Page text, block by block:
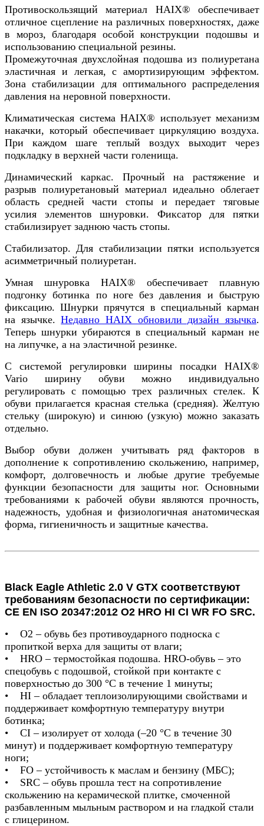
Противоскользящий материал HAIX® обеспечивает
отличное сцепление на различных поверхностях, даже
в мороз, благодаря особой конструкции подошвы и
использованию специальной резины.
Промежуточная двухслойная подошва из полиуретана
эластичная и легкая, с амортизирующим эффектом.
Зона стабилизации для оптимального распределения
давления на неровной поверхности.
Климатическая система HAIX® использует механизм
накачки, который обеспечивает циркуляцию воздуха.
При каждом шаге теплый воздух выходит через
подкладку в верхней части голенища.
Динамический каркас. Прочный на растяжение и
разрыв полиуретановый материал идеально облегает
область средней части стопы и передает тяговые
усилия элементов шнуровки. Фиксатор для пятки
стабилизирует заднюю часть стопы.
Стабилизатор. Для стабилизации пятки используется
асимметричный полиуретан.
Умная шнуровка HAIX® обеспечивает плавную
подгонку ботинка по ноге без давления и быструю
фиксацию. Шнурки прячутся в специальный карман
на язычке.Недавно HAIX обновили дизайн язычка.
Теперь шнурки убираются в специальный карман не
на липучке, а на эластичной резинке.
С системой регулировки ширины посадки HAIX®
Vario ширину обуви можно индивидуально
регулировать с помощью трех различных стелек. К
обуви прилагается красная стелька (средняя). Желтую
стельку (широкую) и синюю (узкую) можно заказать
отдельно.
Выбор обуви должен учитывать ряд факторов в
дополнение к сопротивлению скольжению, например,
комфорт, долговечность и любые другие требуемые
функции безопасности для защиты ног. Основными
требованиями к рабочей обуви являются прочность,
надежность, удобная и физиологичная анатомическая
форма, гигиеничность и защитные качества.
Black Eagle Athletic 2.0 V GTX соответствуют
требованиям безопасности по сертификации:
CE EN ISO 20347:2012 O2 HRO HI CI WR FO SRC.
• O2 – обувь без противоударного подноска с
пропиткой верха для защиты от влаги;
• HRO – термостойкая подошва. HRO-обувь – это
спецобувь с подошвой, стойкой при контакте с
поверхностью до 300 °С в течение 1 минуты;
• HI – обладает теплоизолирующими свойствами и
поддерживает комфортную температуру внутри
ботинка;
• СI – изолирует от холода (–20 °С в течение 30
минут) и поддерживает комфортную температуру
ноги;
• FO – устойчивость к маслам и бензину (МБС);
• SRC – обувь прошла тест на сопротивление
скольжению на керамической плитке, смоченной
разбавленным мыльным раствором и на гладкой стали
с глицерином.